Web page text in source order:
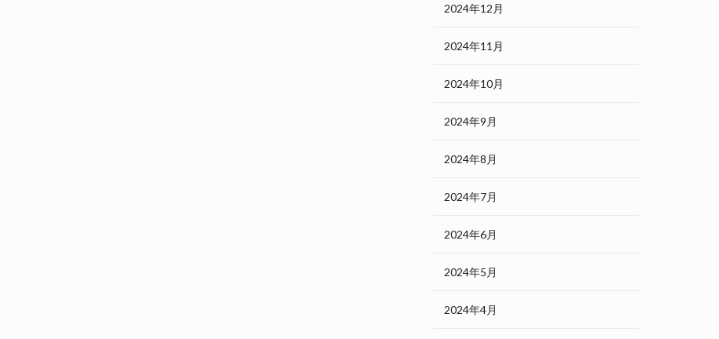
2024年12月
2024年11月
2024年10月
2024年9月
2024年8月
2024年7月
2024年6月
2024年5月
2024年4月